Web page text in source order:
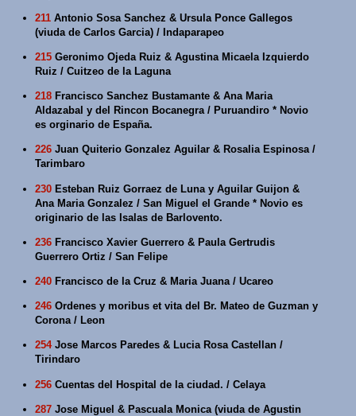
211 Antonio Sosa Sanchez & Ursula Ponce Gallegos
(viuda de Carlos Garcia) / Indaparapeo
215 Geronimo Ojeda Ruiz & Agustina Micaela Izquierdo
Ruiz / Cuitzeo de la Laguna
218 Francisco Sanchez Bustamante & Ana Maria
Aldazabal y del Rincon Bocanegra / Puruandiro * Novio
es orginario de España.
226 Juan Quiterio Gonzalez Aguilar & Rosalia Espinosa /
Tarimbaro
230 Esteban Ruiz Gorraez de Luna y Aguilar Guijon &
Ana Maria Gonzalez / San Miguel el Grande * Novio es
originario de las Isalas de Barlovento.
236 Francisco Xavier Guerrero & Paula Gertrudis
Guerrero Ortiz / San Felipe
240 Francisco de la Cruz & Maria Juana / Ucareo
246 Ordenes y moribus et vita del Br. Mateo de Guzman y
Corona / Leon
254Jose Marcos Paredes & Lucia Rosa Castellan /
Tirindaro
256 Cuentas del Hospital de la ciudad. / Celaya
287 Jose Miguel & Pascuala Monica (viuda de Agustin